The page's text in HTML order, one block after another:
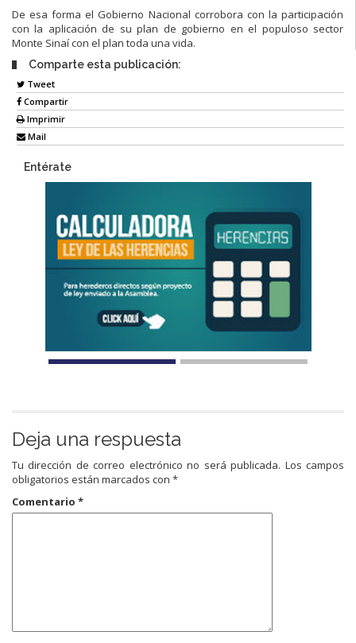
De esa forma el Gobierno Nacional corrobora con la participación
con la aplicación de su plan de gobierno en el populoso sector
Monte Sinaí con el plan toda una vida.
Comparte esta publicación:
Tweet
Compartir
Imprimir
Mail
Entérate
Deja una respuesta
Tu dirección de correo electrónico no será publicada. Los campos
obligatorios están marcados con *
Comentario *